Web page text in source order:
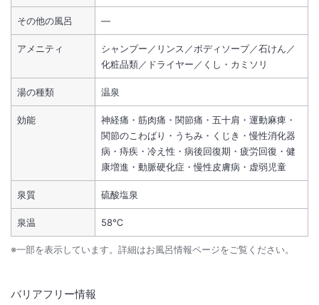
その他の風呂 ―
アメニティ
シャンプー／リンス／ボディソープ／石けん／
化粧品類／ドライヤー／くし・カミソリ
湯の種類 温泉
効能
神経痛・筋肉痛・関節痛・五十肩・運動麻痺・
関節のこわばり・うちみ・くじき・慢性消化器
病・痔疾・冷え性・病後回復期・疲労回復・健
康増進・動脈硬化症・慢性皮膚病・虚弱児童
泉質 硫酸塩泉
泉温 58℃
※一部を表示しています。詳細はお風呂情報ページをご覧ください。
バリアフリー情報